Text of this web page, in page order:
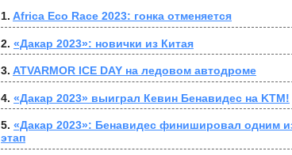
1. Africa Eco Race 2023: гонка отменяется
2. «Дакар 2023»: новички из Китая
3. ATVARMOR ICE DAY на ледовом автодроме
4. «Дакар 2023» выиграл Кевин Бенавидес на KTM!
5. «Дакар 2023»: Бенавидес финишировал одним
этап